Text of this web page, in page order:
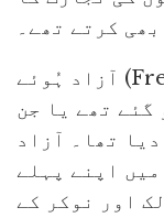
بھی کرتے تھے۔
آزاد ہُوئے (Freedmen) وہ غلام تھے جو اپنی
گئے تھے یا جن
تھا۔ آزاد
میں اپنے پہلے
اور نوکر کے